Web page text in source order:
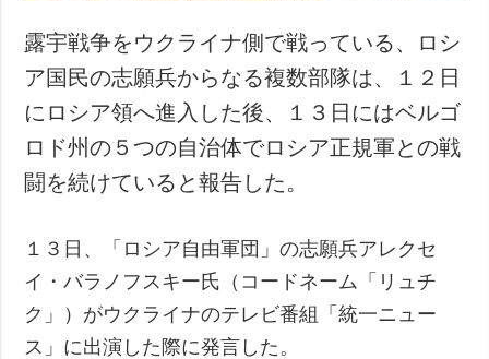
特集
インタビュー
写真
動画
購読
フォトバンク
露宇戦争をウクライナ側で戦っている、ロシ
ア国民の志願兵からなる複数部隊は、１２日
にロシア領へ進入した後、１３日にはベルゴ
ロド州の５つの自治体でロシア正規軍との戦
闘を続けていると報告した。
１３日、「ロシア自由軍団」の志願兵アレクセ
イ・バラノフスキー氏（コードネーム「リュチ
ク」）がウクライナのテレビ番組「統一ニュー
ス」に出演した際に発言した。